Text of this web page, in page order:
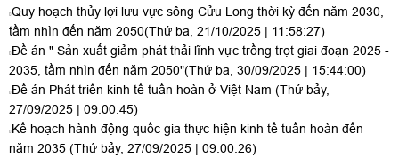
Quy hoạch thủy lợi lưu vực sông Cửu Long thời kỳ đến năm 2030,
tầm nhìn đến năm 2050(Thứ ba, 21/10/2025 | 11:58:27)
Đề án " Sản xuất giảm phát thải lĩnh vực trồng trọt giai đoạn 2025 -
2035, tầm nhìn đến năm 2050"(Thứ ba, 30/09/2025 | 15:44:00)
Đề án Phát triển kinh tế tuần hoàn ở Việt Nam (Thứ bảy,
27/09/2025 | 09:00:45)
Kế hoạch hành động quốc gia thực hiện kinh tế tuần hoàn đến
năm 2035 (Thứ bảy, 27/09/2025 | 09:00:26)